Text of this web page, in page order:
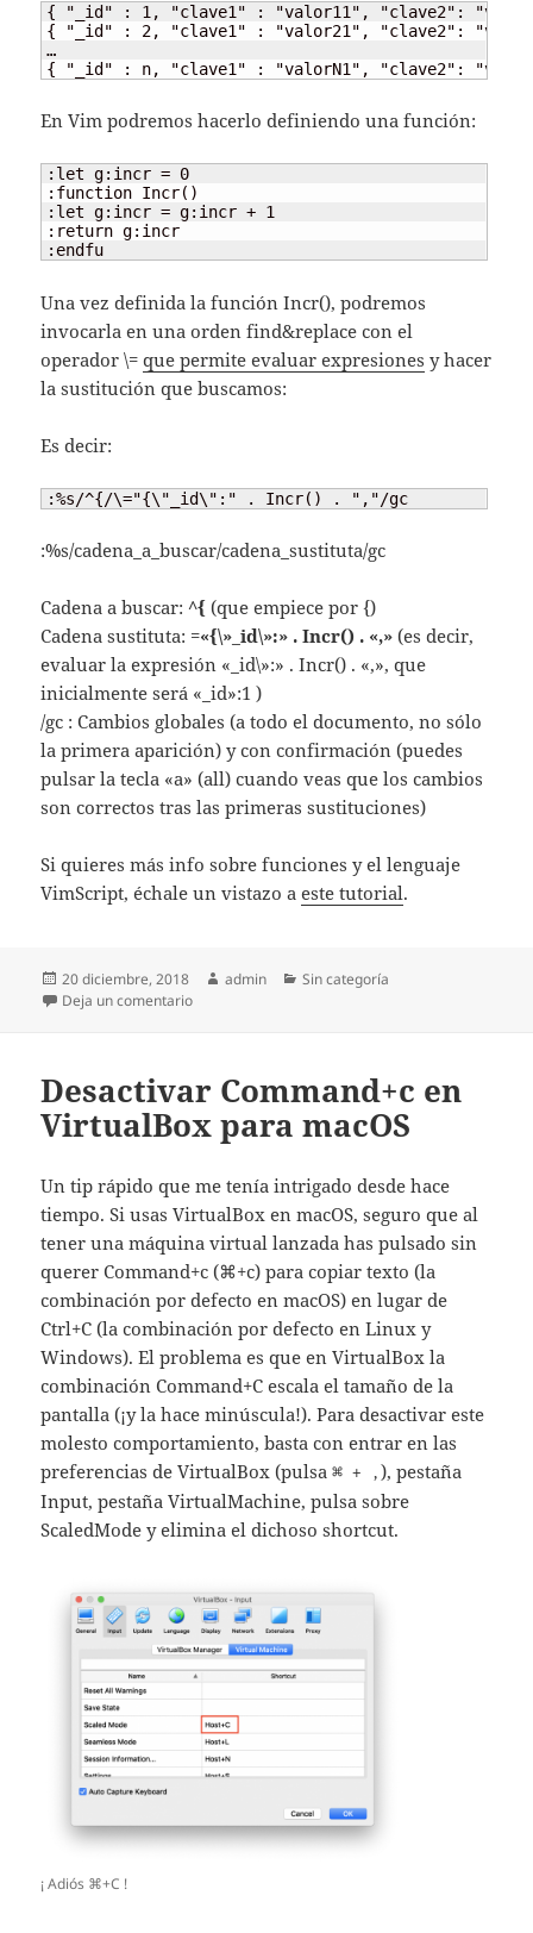
{ "_id" : 1, "clave1" : "valor11", "clave2":
{ "_id" : 2, "clave1" : "valor21", "clave2":
…
{ "_id" : n, "clave1" : "valorN1", "clave2":
En Vim podremos hacerlo definiendo una función:
:let g:incr = 0
:function Incr()
:let g:incr = g:incr + 1
:return g:incr
:endfu
Una vez definida la función Incr(), podremos
invocarla en una orden find&replace con el
operador \=que permite evaluar expresiones y hacer
la sustitución que buscamos:
Es decir:
:%s/^{/\="{\"_id\":" . Incr() . ","/gc
:%s/cadena_a_buscar/cadena_sustituta/gc
Cadena a buscar: ^{ (que empiece por {)
Cadena sustituta: =«{\»_id\»:» . Incr() . «,»(es decir,
evaluar la expresión «_id\»:» . Incr() . «,», que
inicialmente será «_id»:1 )
/gc : Cambios globales (a todo el documento, no sólo
la primera aparición) y con confirmación (puedes
pulsar la tecla «a» (all) cuando veas que los cambios
son correctos tras las primeras sustituciones)
Si quieres más info sobre funciones y el lenguaje
VimScript, échale un vistazo aeste tutorial.
Publicado
el
20 diciembre, 2018 Autor
admin Categorías
Sin categoría
Deja un comentarioen Buscar y reemplazar con valores incrementales
Desactivar Command+c en
VirtualBox para macOS
Un tip rápido que me tenía intrigado desde hace
tiempo. Si usas VirtualBox en macOS, seguro que al
tener una máquina virtual lanzada has pulsado sin
querer Command+c (⌘+c) para copiar texto (la
combinación por defecto en macOS) en lugar de
Ctrl+C (la combinación por defecto en Linux y
Windows). El problema es que en VirtualBox la
combinación Command+C escala el tamaño de la
pantalla (¡y la hace minúscula!). Para desactivar este
molesto comportamiento, basta con entrar en las
preferencias de VirtualBox (pulsa⌘ + , ), pestaña
Input, pestaña VirtualMachine, pulsa sobre
ScaledMode y elimina el dichoso shortcut.
¡ Adiós ⌘+C !